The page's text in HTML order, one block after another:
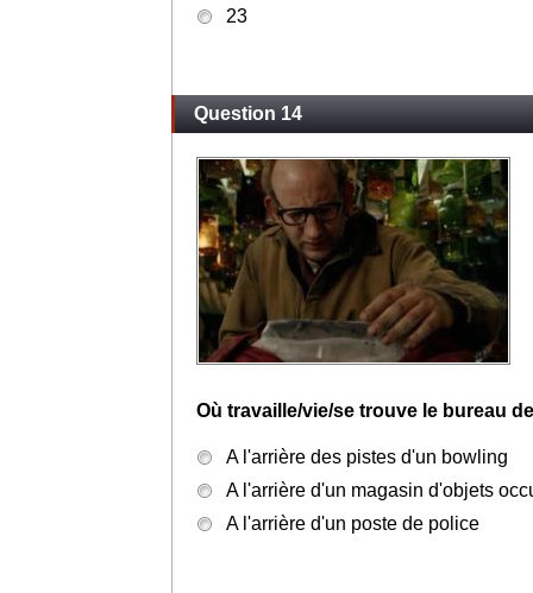
23
Question 14
Où travaille/vie/se trouve le bureau
A l'arrière des pistes d'un bowling
A l'arrière d'un magasin d'objets
A l'arrière d'un poste de police